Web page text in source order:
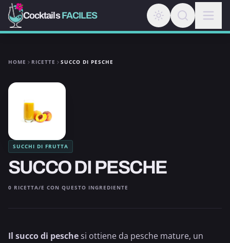
CocktailsFACILES
HOME RICETTE SUCCO DI PESCHE
SUCCHI DI FRUTTA
SUCCO DI PESCHE
0 RICETTA/E CON QUESTO INGREDIENTE
Il succo di peschesi ottiene da pesche mature, un